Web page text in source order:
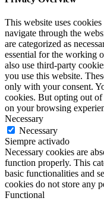
This website uses
navigate through the
are categorized as
essential for the working
also use third-party
you use this website.
only with your consent.
cookies. But opting out of
on your browsing
Necessary
Necessary
Siempre activado
Necessary cookies are
function properly. This
basic functionalities and
cookies do not store any
Functional